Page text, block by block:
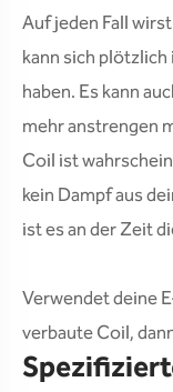
Auf jeden Fall
kann sich
haben. Es kann
mehr anstrengen
Coil ist
kein Dampf aus
ist es an der Zeit
Verwendet deine
verbaute Coil,